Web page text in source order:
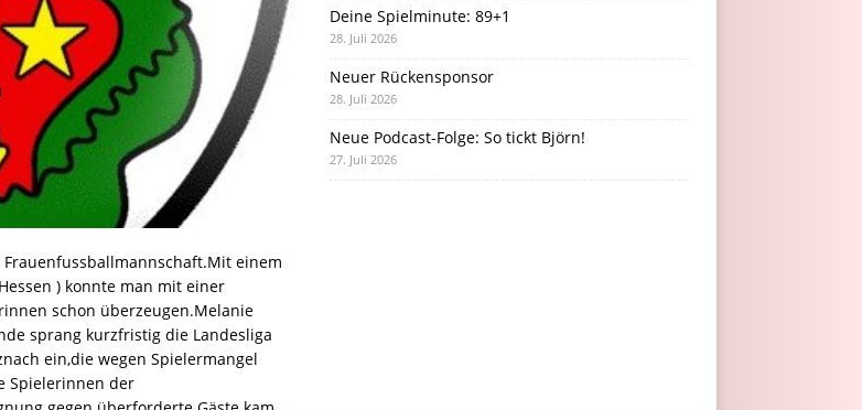
einem
) konnte man mit einer
schon überzeugen.Melanie
sprang kurzfristig die Landesliga
ein,die wegen Spielermangel
Spielerinnen der
Deine Spielminute: 89+1
28. Juli 2026
Neuer Rückensponsor
28. Juli 2026
Neue Podcast-Folge: So tickt Björn!
27. Juli 2026